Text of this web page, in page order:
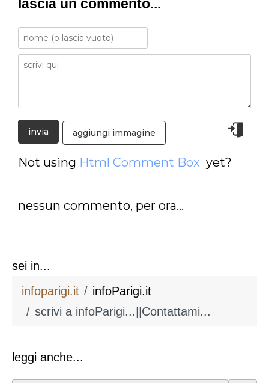
lascia un commento...
aggiungi immagine
Not using Html Comment Box yet?
nessun commento, per ora...
sei in...
infoparigi.it
infoParigi.it
scrivi a infoParigi...||Contattami...
leggi anche...